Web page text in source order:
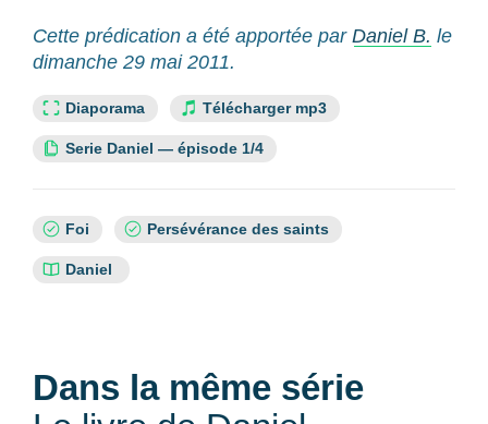
Cette prédication a été apportée par Daniel B. le
dimanche 29 mai 2011.
Lien slide :
Diaporama Télécharger mp3
Cette ressource fait partie de la série :
Serie Daniel — épisode 1/4
Sujets
Foi Persévérance des saints
Références
Daniel
Dans la même série